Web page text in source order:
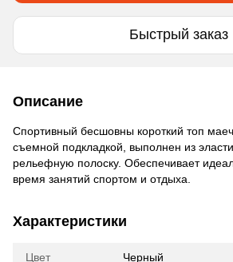
Быстрый заказ
Описание
Спортивный бесшовны короткий топ
съемной подкладкой, выполнен из
рельефную полоску. Обеспечивает
время занятий спортом и отдыха.
Характеристики
Цвет Черный